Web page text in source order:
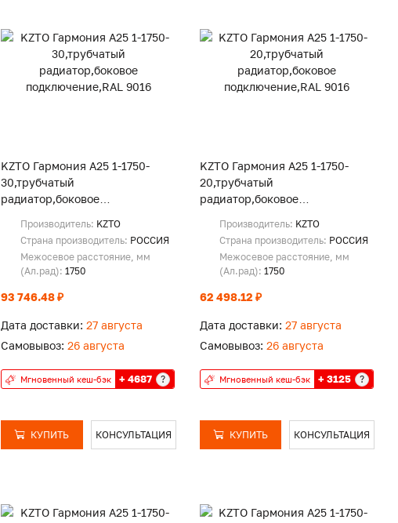
KZTO Гармония А25 1-1750-
30,трубчатый
радиатор,боковое
Производитель: KZTO
Страна производитель: РОССИЯ
Межосевое расстояние, мм
(Ал.рад): 1750
93 746.48 ₽
Дата доставки: 27 августа
Самовывоз: 26 августа
Мгновенный кеш-бэк + 4687 ?
КУПИТЬ КОНСУЛЬТАЦИЯ
KZTO Гармония А25 1-1750-
20,трубчатый
радиатор,боковое
Производитель: KZTO
Страна производитель: РОССИЯ
Межосевое расстояние, мм
(Ал.рад): 1750
62 498.12 ₽
Дата доставки: 27 августа
Самовывоз: 26 августа
Мгновенный кеш-бэк + 3125 ?
КУПИТЬ КОНСУЛЬТАЦИЯ